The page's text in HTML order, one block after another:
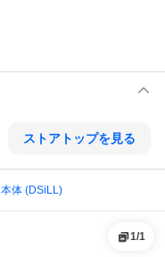
ストアトップを見る
本体 (DSiLL)
1/1